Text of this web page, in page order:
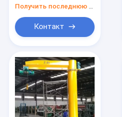
конвейеров
Контакт